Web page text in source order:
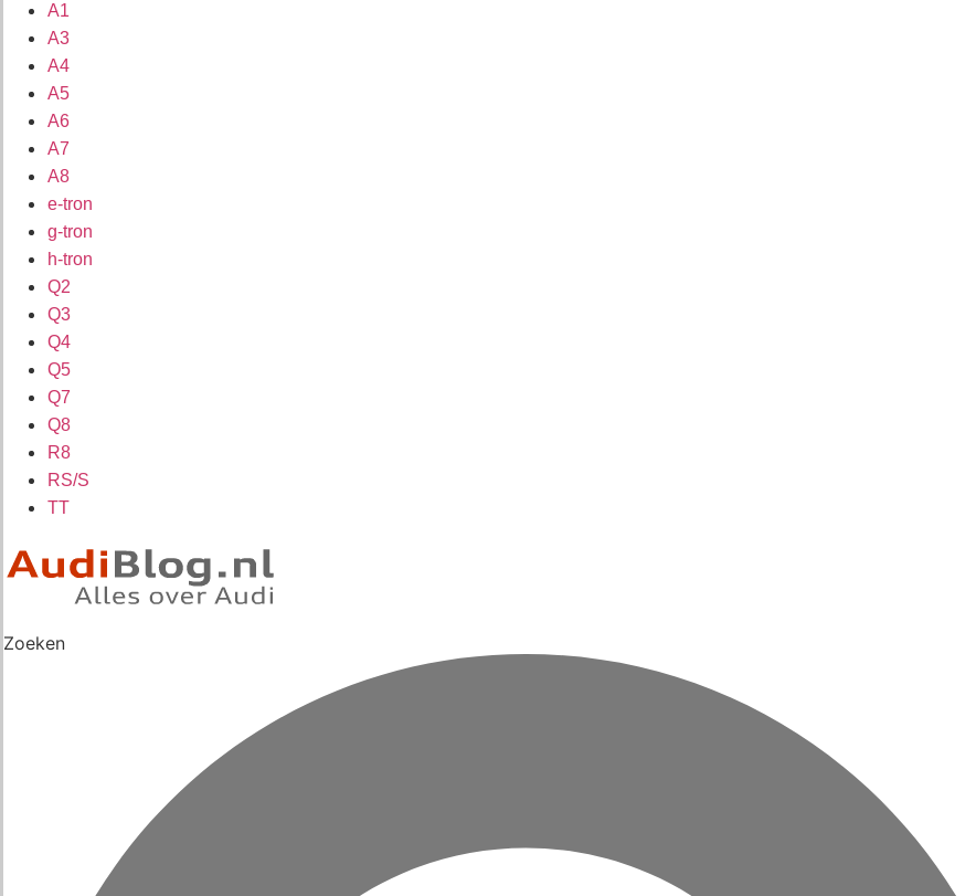
A1
A3
A4
A5
A6
A7
A8
e-tron
g-tron
h-tron
Q2
Q3
Q4
Q5
Q7
Q8
R8
RS/S
TT
Zoeken